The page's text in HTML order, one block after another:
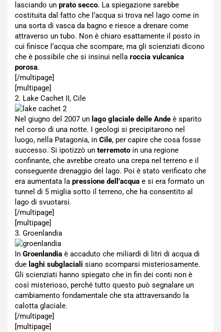
lasciando un prato secco. La spiegazione sarebbe
costituita dal fatto che l’acqua si trova nel lago come in
una sorta di vasca da bagno e riesce a drenare come
attraverso un tubo. Non è chiaro esattamente il posto in
cui finisce l’acqua che scompare, ma gli scienziati dicono
che è possibile che si insinui nella roccia vulcanica
porosa.
[/multipage]
[multipage]
2. Lake Cachet II, Cile
Nel giugno del 2007 un lago glaciale delle Ande è sparito
nel corso di una notte. I geologi si precipitarono nel
luogo, nella Patagonia, in Cile, per capire che cosa fosse
successo. Si ipotizzò un terremoto in una regione
confinante, che avrebbe creato una crepa nel terreno e il
conseguente drenaggio del lago. Poi è stato verificato che
era aumentata la pressione dell’acqua e si era formato un
tunnel di 5 miglia sotto il terreno, che ha consentito al
lago di svuotarsi.
[/multipage]
[multipage]
3. Groenlandia
In Groenlandia è accaduto che miliardi di litri di acqua di
due laghi subglaciali siano scomparsi misteriosamente.
Gli scienziati hanno spiegato che in fin dei conti non è
così misterioso, perché tutto questo può segnalare un
cambiamento fondamentale che sta attraversando la
calotta glaciale.
[/multipage]
[multipage]